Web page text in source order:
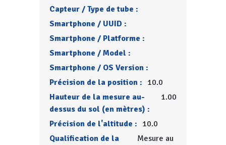
Capteur / Type de tube :
Smartphone / UUID :
Smartphone / Platforme :
Smartphone / Model :
Smartphone / OS Version :
Précision de la position : 10.0
Hauteur de la mesure au-
dessus du sol (en mètres) :
1.00
Précision de l'altitude : 10.0
Qualification de la
Mesure au